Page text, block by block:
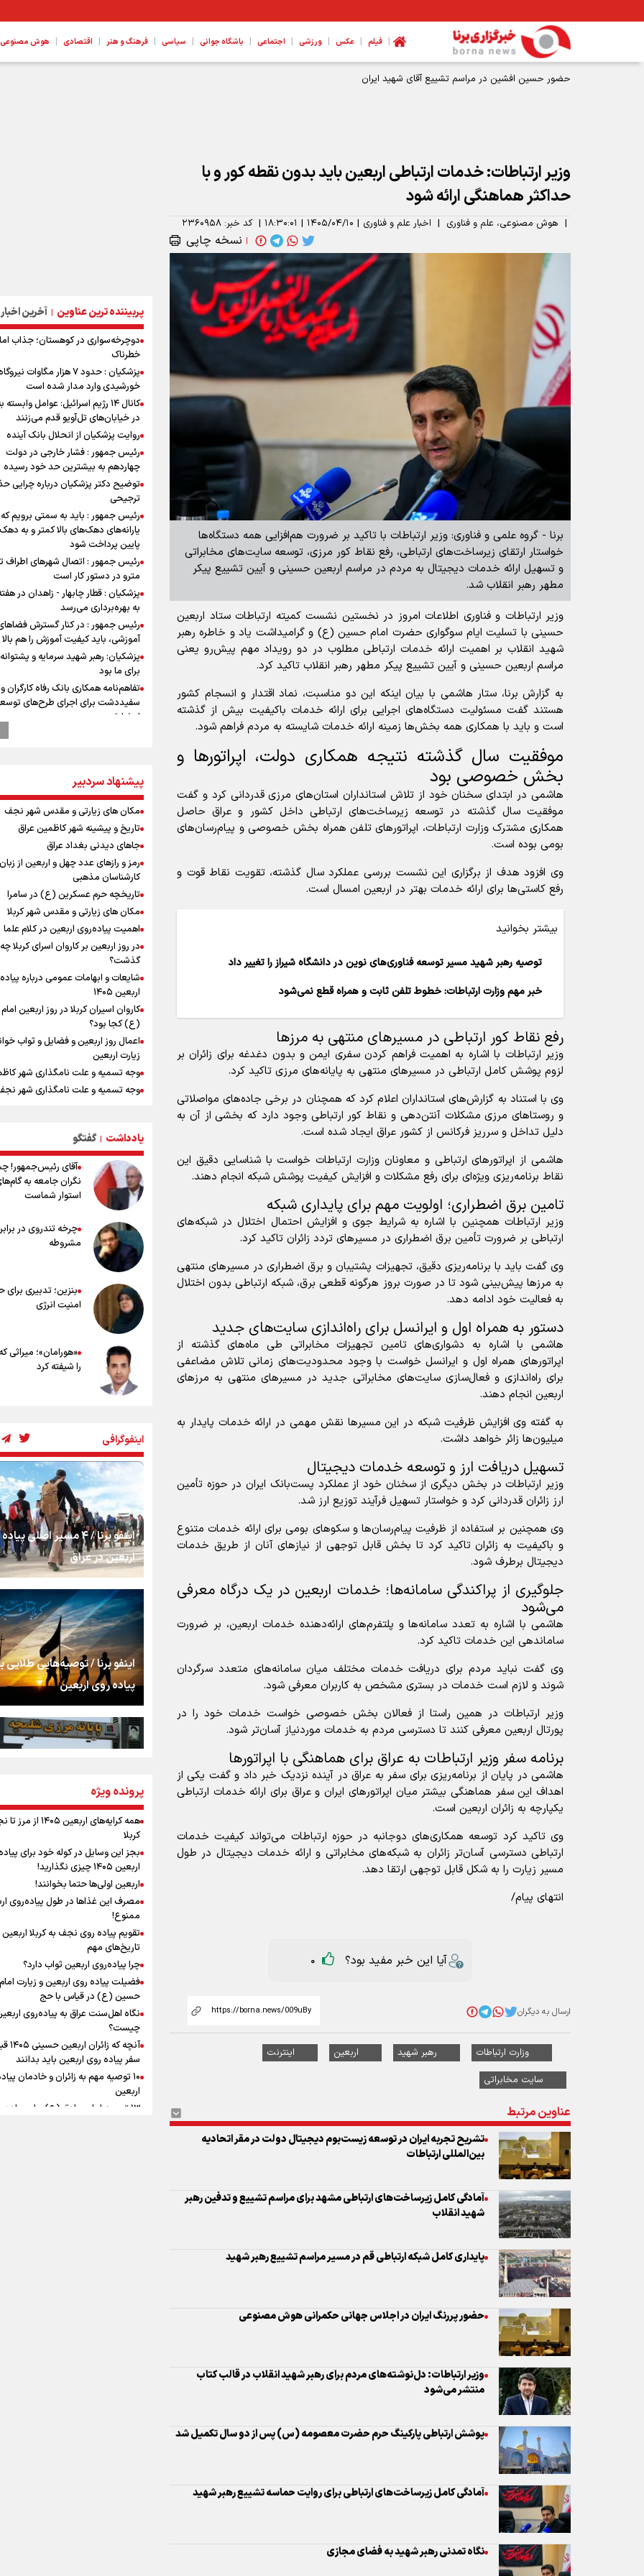
| فیلم | عکس | ورزشی | اجتماعی | باشگاه جوانی | سیاسی | فرهنگ و هنر | اقتصادی | هوش مصنوعی،
وزیر ارتباطات: خدمات ارتباطی اربعین باید بدون نقطه کور و با
حداکثر هماهنگی ارائه شود
| هوش مصنوعی، علم و فناوری | اخبار علم و فناوری | ۱۴۰۵/۰۴/۱۰ | ۱۸:۳۰:۰۱ | کد خبر: ۲۳۶۰۹۵۸
| نسخه چاپی
برنا - گروه علمی و فناوری: وزیر ارتباطات با تاکید بر ضرورت هم‌افزایی همه دستگاه‌ها
خواستار ارتقای زیرساخت‌های ارتباطی، رفع نقاط کور مرزی، توسعه سایت‌های مخابراتی
و تسهیل ارائه خدمات دیجیتال به مردم در مراسم اربعین حسینی و آیین تشییع پیکر
مطهر رهبر انقلاب شد.
وزیر ارتباطات و فناوری اطلاعات امروز در نخستین نشست کمیته ارتباطات ستاد اربعین
حسینی با تسلیت ایام سوگواری حضرت امام حسین (ع) و گرامیداشت یاد و خاطره رهبر
شهید انقلاب بر اهمیت ارائه خدمات ارتباطی مطلوب در دو رویداد مهم پیش‌رو یعنی
مراسم اربعین حسینی و آیین تشییع پیکر مطهر رهبر انقلاب تاکید کرد.
به گزارش برنا، ستار هاشمی با بیان اینکه این دو مناسبت، نماد اقتدار و انسجام کشور
هستند گفت مسئولیت دستگاه‌های اجرایی برای ارائه خدمات باکیفیت بیش از گذشته
است و باید با همکاری همه بخش‌ها زمینه ارائه خدمات شایسته به مردم فراهم شود.
موفقیت سال گذشته نتیجه همکاری دولت، اپراتور‌ها و
بخش خصوصی بود
هاشمی در ابتدای سخنان خود از تلاش استانداران استان‌های مرزی قدردانی کرد و گفت
موفقیت سال گذشته در توسعه زیرساخت‌های ارتباطی داخل کشور و عراق حاصل
همکاری مشترک وزارت ارتباطات، اپراتور‌های تلفن همراه بخش خصوصی و پیام‌رسان‌های
بومی بوده است.
وی افزود هدف از برگزاری این نشست بررسی عملکرد سال گذشته، تقویت نقاط قوت و
رفع کاستی‌ها برای ارائه خدمات بهتر در اربعین امسال است.
بیشتر بخوانید
توصیه رهبر شهید مسیر توسعه فناوری‌های نوین در دانشگاه شیراز را تغییر داد
خبر مهم وزارت ارتباطات: خطوط تلفن ثابت و همراه قطع نمی‌شود
رفع نقاط کور ارتباطی در مسیر‌های منتهی به مرز‌ها
وزیر ارتباطات با اشاره به اهمیت فراهم کردن سفری ایمن و بدون دغدغه برای زائران بر
لزوم پوشش کامل ارتباطی در مسیر‌های منتهی به پایانه‌های مرزی تاکید کرد.
وی با استناد به گزارش‌های استانداران اعلام کرد که همچنان در برخی جاده‌های مواصلاتی
و روستا‌های مرزی مشکلات آنتن‌دهی و نقاط کور ارتباطی وجود دارد که بخشی از آن به
دلیل تداخل و سرریز فرکانس از کشور عراق ایجاد شده است.
هاشمی از اپراتور‌های ارتباطی و معاونان وزارت ارتباطات خواست با شناسایی دقیق این
نقاط برنامه‌ریزی ویژه‌ای برای رفع مشکلات و افزایش کیفیت پوشش شبکه انجام دهند.
تامین برق اضطراری؛ اولویت مهم برای پایداری شبکه
وزیر ارتباطات همچنین با اشاره به شرایط جوی و افزایش احتمال اختلال در شبکه‌های
ارتباطی بر ضرورت تأمین برق اضطراری در مسیر‌های تردد زائران تاکید کرد.
وی گفت باید با برنامه‌ریزی دقیق، تجهیزات پشتیبان و برق اضطراری در مسیر‌های منتهی
به مرز‌ها پیش‌بینی شود تا در صورت بروز هرگونه قطعی برق، شبکه ارتباطی بدون اختلال
به فعالیت خود ادامه دهد.
دستور به همراه اول و ایرانسل برای راه‌اندازی سایت‌های جدید
هاشمی با اشاره به دشواری‌های تامین تجهیزات مخابراتی طی ماه‌های گذشته از
اپراتور‌های همراه اول و ایرانسل خواست با وجود محدودیت‌های زمانی تلاش مضاعفی
برای راه‌اندازی و فعال‌سازی سایت‌های مخابراتی جدید در مسیر‌های منتهی به مرز‌های
اربعین انجام دهند.
به گفته وی افزایش ظرفیت شبکه در این مسیر‌ها نقش مهمی در ارائه خدمات پایدار به
میلیون‌ها زائر خواهد داشت.
تسهیل دریافت ارز و توسعه خدمات دیجیتال
وزیر ارتباطات در بخش دیگری از سخنان خود از عملکرد پست‌بانک ایران در حوزه تأمین
ارز زائران قدردانی کرد و خواستار تسهیل فرآیند توزیع ارز شد.
وی همچنین بر استفاده از ظرفیت پیام‌رسان‌ها و سکو‌های بومی برای ارائه خدمات متنوع
و باکیفیت به زائران تاکید کرد تا بخش قابل توجهی از نیاز‌های آنان از طریق خدمات
دیجیتال برطرف شود.
جلوگیری از پراکندگی سامانه‌ها؛ خدمات اربعین در یک درگاه معرفی
می‌شود
هاشمی با اشاره به تعدد سامانه‌ها و پلتفرم‌های ارائه‌دهنده خدمات اربعین، بر ضرورت
ساماندهی این خدمات تاکید کرد.
وی گفت نباید مردم برای دریافت خدمات مختلف میان سامانه‌های متعدد سرگردان
شوند و لازم است خدمات در بستری مشخص به کاربران معرفی شود.
وزیر ارتباطات در همین راستا از فعالان بخش خصوصی خواست خدمات خود را در
پورتال اربعین معرفی کنند تا دسترسی مردم به خدمات موردنیاز آسان‌تر شود.
برنامه سفر وزیر ارتباطات به عراق برای هماهنگی با اپراتور‌ها
هاشمی در پایان از برنامه‌ریزی برای سفر به عراق در آینده نزدیک خبر داد و گفت یکی از
اهداف این سفر هماهنگی بیشتر میان اپراتور‌های ایران و عراق برای ارائه خدمات ارتباطی
یکپارچه به زائران اربعین است.
وی تاکید کرد توسعه همکاری‌های دوجانبه در حوزه ارتباطات می‌تواند کیفیت خدمات
ارتباطی دسترسی آسان‌تر زائران به شبکه‌های مخابراتی و ارائه خدمات دیجیتال در طول
مسیر زیارت را به شکل قابل توجهی ارتقا دهد.
انتهای پیام/
آیا این خبر مفید بود؟ 0
ارسال به دیگران
وزارت ارتباطات رهبر شهید اربعین
اینترنت
سایت مخابراتی
عناوین مرتبط
تشریح تجربه ایران در توسعه زیست‌بوم دیجیتال دولت در مقر اتحادیه
بین‌المللی ارتباطات
آمادگی کامل زیرساخت‌های ارتباطی مشهد برای مراسم تشییع و تدفین رهبر
شهید انقلاب
پایداری کامل شبکه ارتباطی قم در مسیر مراسم تشییع رهبر شهید
حضور پررنگ ایران در اجلاس جهانی حکمرانی هوش مصنوعی
وزیر ارتباطات: دل‌نوشته‌های مردم برای رهبر شهید انقلاب در قالب کتاب
منتشر می‌شود
پوشش ارتباطی پارکینگ حرم حضرت معصومه (س) پس از دو سال تکمیل شد
آمادگی کامل زیرساخت‌های ارتباطی برای روایت حماسه تشییع رهبر شهید
نگاه تمدنی رهبر شهید به فضای مجازی
پربیننده ترین عناوین | آخرین اخبار
دوچرخه‌سواری در کوهستان؛ جذاب
خطرناک
پزشکیان : حدود ۷ هزار مگاوات
خورشیدی وارد مدار شده است
کانال ۱۴ رژیم اسرائیل: عوامل
در خیابان‌های تل‌آویو قدم می‌زنند
روایت پزشکیان از انحلال بانک آینده
رئیس جمهور : فشار خارجی در دولت
چهاردهم به بیشترین حد خود رسیده
توضیح دکتر پزشکیان درباره چرایی
ترجیحی
رئیس جمهور : باید به سمتی برویم که
یارانه‌های دهک‌های بالا کمتر و به
پایین پرداخت شود
رئیس جمهور : اتصال شهرهای اطراف
مترو در دستور کار است
پزشکیان : قطار چابهار - زاهدان در
به بهره‌برداری می‌رسد
رئیس جمهور : در کنار گسترش
آموزشی، باید کیفیت آموزش را هم بالا
پزشکیان: رهبر شهید سرمایه و
برای ما بود
تفاهم‌نامه همکاری بانک رفاه کارگران
سفیددشت برای اجرای طرح‌های
امضا شد
گزارشی از ورود وزیر ورزش و جوانان
عماد احمدوند : نسخه نانویی برای حل
بحران منابع آبی کشور
رهبر شهید انقلاب: ادّعاهای دروغین
آمریکایی‌ها باید افشا شود
یحیی سریع: در عملیاتی گسترده
نظامی وابسته به عربستان را هدف قرار
مستمری مددجویان کفاف زندگی را
/ حمایت از ۱۹هزار زن‌ سرپرست خانوار
استاندار
در مرزهای شلمچه و چذابه ثبت شد /
هزار موکب در خوزستان و
نجف تا کربلا
امیررضا غلامی، ملی پوش تکواندو :
روی مسابقات پاکستان است نه بازی
آسیایی
جابجایی مرکز ثقل اقتصاد جهان
فرصت طلایی برای اقتصاد ایران
رادین زینالی، ملی پوش تکواندو : قدم
تلاش می کنم تا به طلای المپیک برسم
ونس: ایرانی‌ها مذاکره‌کنندگان
هستند
نخواهد شد
کانادا دو مظنون تیراندازی در نزدیکی
کنسولگری آمریکا را بازداشت کرد
اردوی تیم ملی تکواندو
پیشنهاد سردبیر
مکان های زیارتی و مقدس شهر نجف
تاریخ و پیشینه شهر کاظمین عراق
جاهای دیدنی بغداد عراق
رمز و رازهای عدد چهل و اربعین از زبان
کارشناسان مذهبی
تاریخچه حرم عسکرین (ع) در سامرا
مکان های زیارتی و مقدس شهر کربلا
اهمیت پیاده‌روی اربعین در کلام علما
در روز اربعین بر کاروان اسرای کربلا چه
گذشت؟
شایعات و ابهامات عمومی درباره
اربعین ۱۴۰۵
کاروان اسیران کربلا در روز اربعین
(ع) کجا بود؟
اعمال روز اربعین و فضایل و ثواب
زیارت اربعین
وجه تسمیه و علت نامگذاری شهر
وجه تسمیه و علت نامگذاری شهر
وجه تسمیه و علت نامگذاری شهر سامرا
وجه تسمیه و علت نامگذاری شهر کربلا
بهترین موکب‌های ایرانی در پیاده روی
۱۴۰۵
توصیه هایی مهم برای پیچ خوردگی پا در
پیاده روی اربعین
خطرات پیاده روی اربعین/ ۷
سفری ایمن و معنوی
۲۰ نکته دوستانه درباره پیاده روی
عراقی ها
یادداشت | گفتگو
آقای رئیس‌جمهور!
نگران جامعه به
استوار شماست
چرخه تندروی در
مشروطه
بنزین؛ تدبیری
امنیت انرژی
«هورامان»؛ میراثی
را شیفته کرد
رسانه ملی و حق
شنیدن صدای
روایت ایران از کنار
از طلوع خیابان‌ها تا
اشک
جمله‌ای که بغض
را شکست؛ «آهای مردم،
تهران رفتند»
سه حسرتی که به
نگاه تمدنی رهبر
فضای مجازی
رابطه کارگر و کارفرما
به زوجیت
اینفوگرافی
اینفو برنا / ۴ مسیر اصلی
اربعین در عراق
اینفو برنا / توصیه‌هایی طلایی
پیاده روی اربعین
اینفو برنا / جدول کامل فاصله
شلمچه تا شهرهای زیارتی عراق
اینفو برنا/ میزان مالیات بر ارزش
افزوده چقدر است؟
اینفوبرنا/ سقف معافیت مالیاتی
حقوق کارکنان دولت و
در بودجه ۱۴۰۵ چقدر است؟
پرونده ویژه
همه کرایه‌های اربعین ۱۴۰۵
کربلا
بجز این وسایل در کوله خود برای
اربعین ۱۴۰۵ چیزی نگذارید!
اربعین اولی‌ها حتما بخوانند!
مصرف این غذاها در طول پیاده‌روی
ممنوع!
تاریخ‌های مهم
چرا پیاده‌روی اربعین ثواب دارد؟
فضیلت پیاده روی اربعین و زیارت امام
حسین (ع) در قیاس با حج
نگاه اهل‌سنت عراق به پیاده‌روی
چیست؟
آنچه که
سفر پیاده روی اربعین باید بدانند
۱۰ توصیه مهم به زائران و خادمان
اربعین
۱۳ توصیه امام صادق (ع) برای